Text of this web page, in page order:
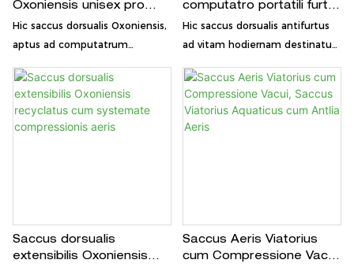
Oxoniensis unisex pro
computatro portatili,
impermeabilis, cum fibula
Hic saccus dorsualis Oxoniensis,
aptus ad computatrum
rebus necessariis praebet.
Materiis aquae resistentibus et
portu USB implendi designatus,
computatro portatili furto
impeditus, cum portu USB
et designo aquae
Hic saccus dorsualis antifurtus
ad vitam hodiernam destinatus
fabricatus, cum portu USB
incluso ad implendum.
Perfectus est ad iter
Saccus dorsualis
extensibilis Oxoniensis
Saccus Aeris Viatorius
cum Compressione Vacui,